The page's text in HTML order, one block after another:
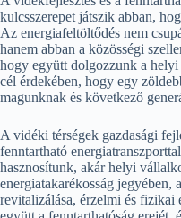
kulcsszerepet játszik abban,
Az energiafeltöltődés nem
hanem abban a közösségi
hogy együtt dolgozzunk a
cél érdekében, hogy egy
magunknak és következő
A vidéki térségek gazdasági
fenntartható
hasznosítunk, akár helyi
energiatakarékosság jegyében,
revitalizálása, érzelmi és fizikai